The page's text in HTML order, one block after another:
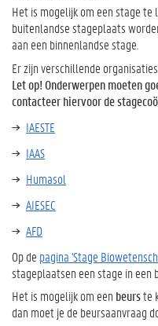
Het is mogelijk om een stage te
buitenlandse stageplaats
aan een binnenlandse stage.
Er zijn verschillende
Let op! Onderwerpen moeten
contacteer hiervoor de
IAESTE
IAAS
Humasol
AIESEC
AFD
Op de pagina 'Stage
stageplaatsen een stage in een
Het is mogelijk om een beurste
dan moet je de beursaanvraag